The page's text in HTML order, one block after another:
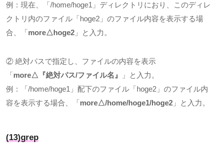
例：現在、「 /home/hoge1 」ディレクトリにおり、このディレ
クトリ内のファイル「 hoge2 」のファイル内容を表示する場
合、「 more△hoge2 」と入力。
② 絶対パスで指定し、ファイルの内容を表示
「 more△ 『絶対パス/ファイル名』
」と入力。
例：「 /home/hoge1 」配下のファイル「 hoge2 」のファイル内
容を表示する場合、「 more△/home/hoge1/hoge2 」と入力。
(13)grep